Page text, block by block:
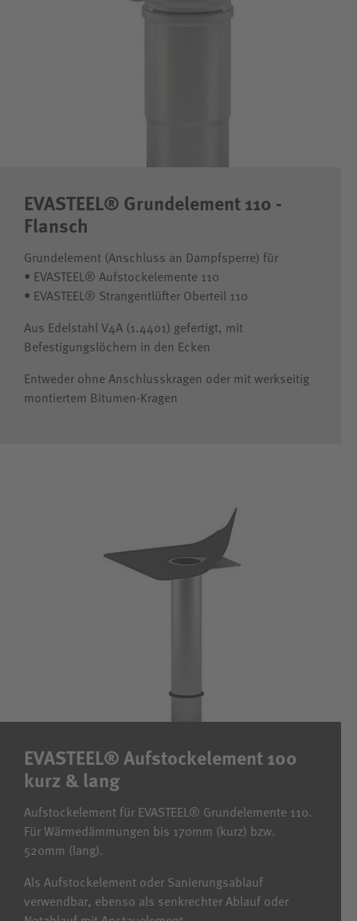
EVASTEEL® Grundelement 110 -
Flansch
Grundelement (Anschluss an Dampfsperre) für
• EVASTEEL® Aufstockelemente 110
• EVASTEEL® Strangentlüfter Oberteil 110
Aus Edelstahl V4A (1.4401) gefertigt, mit
Befestigungslöchern in den Ecken
Entweder ohne Anschlusskragen oder mit werkseitig
montiertem Bitumen-Kragen
EVASTEEL® Aufstockelement 100
kurz & lang
Aufstockelement für EVASTEEL® Grundelemente 110.
Für Wärmedämmungen bis 170mm (kurz) bzw.
520mm (lang).
Als Aufstockelement oder Sanierungsablauf
verwendbar, ebenso als senkrechter Ablauf oder